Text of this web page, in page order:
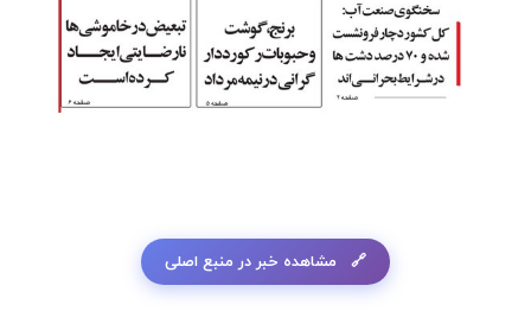
مشاهده خبر در منبع اصلی